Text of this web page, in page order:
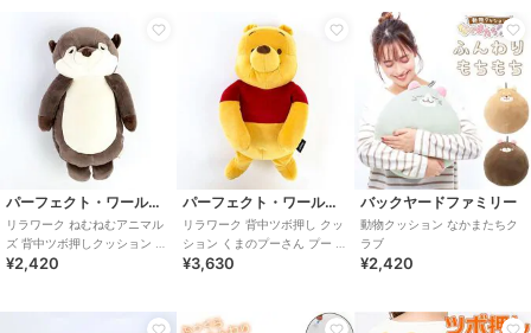
パーフェクト・ワールド・トーキョー
リラワーク ねむねむアニマル
ズ 背中ツボ押しクッション く
るり マッサージ ぬいぐるみ ク
¥2,420
パーフェクト・ワールド・トーキョー
リラワーク 背中ツボ押し クッ
ション くまのプーさん プー ぬ
いぐるみ リラックス 癒し テレ
¥3,630
バックヤードファミリー
動物クッション なかまたちク
ラブ
¥2,420